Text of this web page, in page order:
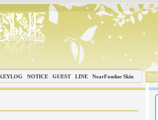
NOTICE GUEST LINE NearFondue Skin